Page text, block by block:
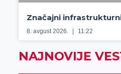
Značajni
8. avgust 2026. 11:22
NAJNOVIJE